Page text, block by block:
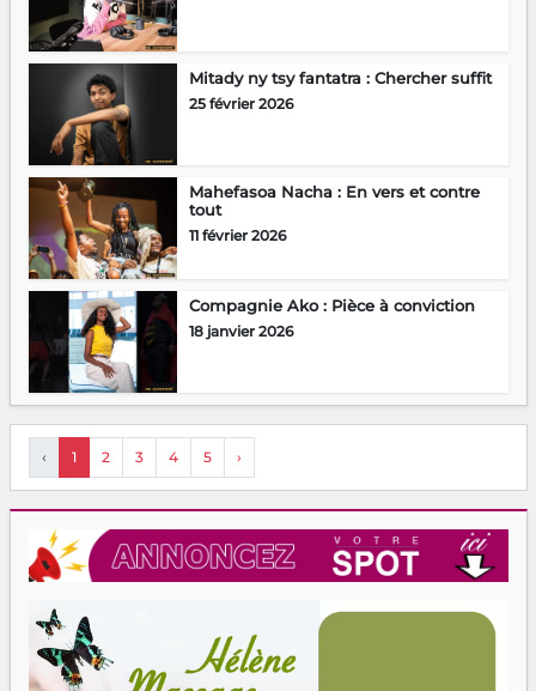
Mitady ny tsy fantatra : Chercher suffit
25 février 2026
Mahefasoa Nacha : En vers et contre
tout
11 février 2026
Compagnie Ako : Pièce à conviction
18 janvier 2026
‹ 1 2 3 4 5 ›